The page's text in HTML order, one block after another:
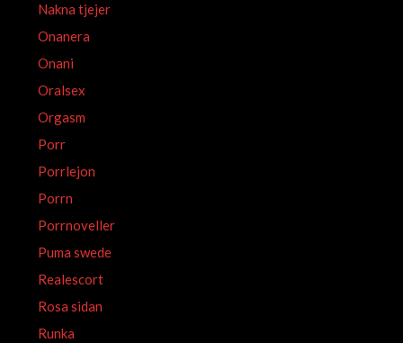
Nakna tjejer
Onanera
Onani
Oralsex
Orgasm
Porr
Porrlejon
Porrn
Porrnoveller
Puma swede
Realescort
Rosa sidan
Runka